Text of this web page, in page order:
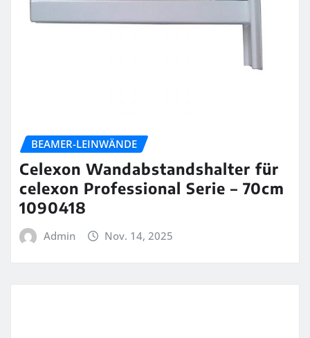
BEAMER-LEINWÄNDE
Celexon Wandabstandshalter für
celexon Professional Serie – 70cm
1090418
Admin Nov. 14, 2025